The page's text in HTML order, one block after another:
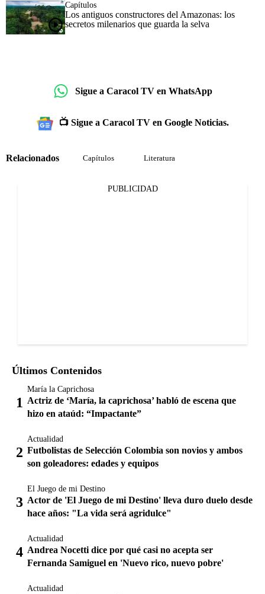
Capítulos
Los antiguos constructores del Amazonas: los
secretos milenarios que guarda la selva
Sigue a Caracol TV en WhatsApp
📺 Sigue a Caracol TV en Google Noticias.
Relacionados Capítulos Literatura
PUBLICIDAD
Últimos Contenidos
María la Caprichosa
Actriz de ‘María, la caprichosa’ habló de escena que
hizo en ataúd: “Impactante”
Actualidad
Futbolistas de Selección Colombia son novios y ambos
son goleadores: edades y equipos
El Juego de mi Destino
Actor de 'El Juego de mi Destino' lleva duro duelo desde
hace años: "La vida será agridulce"
Actualidad
Andrea Nocetti dice por qué casi no acepta ser
Fernanda Samiguel en 'Nuevo rico, nuevo pobre'
Actualidad